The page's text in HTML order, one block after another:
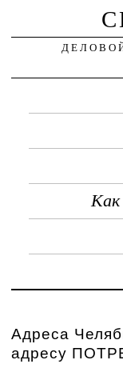
Как
Адреса
адресу